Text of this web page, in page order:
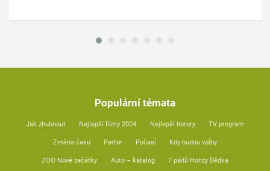
Populární témata
Jak zhubnout Nejlepší filmy 2024 Nejlepší horory TV program
Změna času Partie Počasí Kdy budou volby
ZOO Nové začátky Auto – katalog 7 pádů Honzy Dědka